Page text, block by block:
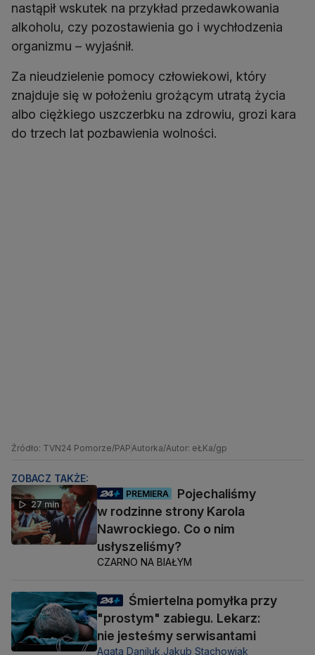
nastąpił wskutek na przykład przedawkowania
alkoholu, czy pozostawienia go i wychłodzenia
organizmu – wyjaśnił.
Za nieudzielenie pomocy człowiekowi, który
znajduje się w położeniu grożącym utratą życia
albo ciężkiego uszczerbku na zdrowiu, grozi kara
Źródło: TVN24 Pomorze/PAPAutorka/Autor: eŁKa/gp
ZOBACZ TAKŻE:
27 min
PREMIERA
Pojechaliśmy
w rodzinne strony Karola
Nawrockiego. Co o nim
usłyszeliśmy?
CZARNO NA BIAŁYM
Śmiertelna pomyłka przy
"prostym" zabiegu. Lekarz:
nie jesteśmy serwisantami
Agata Daniluk, Jakub Stachowiak